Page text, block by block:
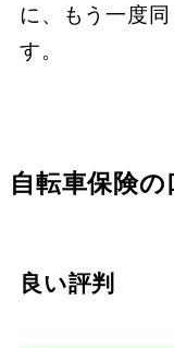
に、もう一度
す。
自転車保険
良い評判